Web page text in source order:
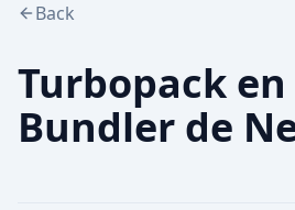
Back
Turbopack
Bundler de